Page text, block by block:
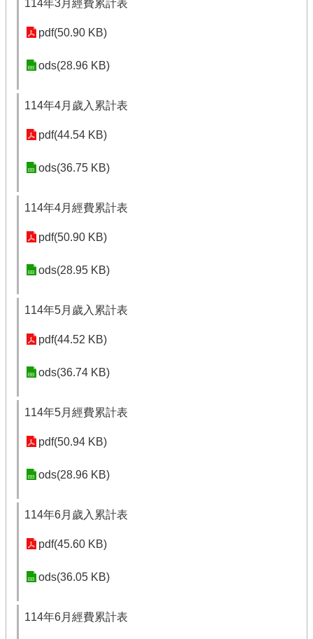
114年3月經費累計表
pdf(50.90 KB)
ods(28.96 KB)
114年4月歲入累計表
pdf(44.54 KB)
ods(36.75 KB)
114年4月經費累計表
pdf(50.90 KB)
ods(28.95 KB)
114年5月歲入累計表
pdf(44.52 KB)
ods(36.74 KB)
114年5月經費累計表
pdf(50.94 KB)
ods(28.96 KB)
114年6月歲入累計表
pdf(45.60 KB)
ods(36.05 KB)
114年6月經費累計表